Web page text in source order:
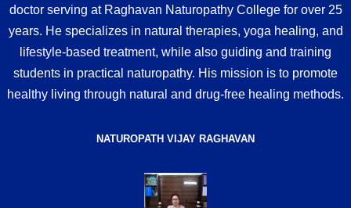
doctor serving at Raghavan Naturopathy College for over 25
years. He specializes in natural therapies, yoga healing, and
lifestyle-based treatment, while also guiding and training
students in practical naturopathy. His mission is to promote
healthy living through natural and drug-free healing methods.
NATUROPATH VIJAY RAGHAVAN